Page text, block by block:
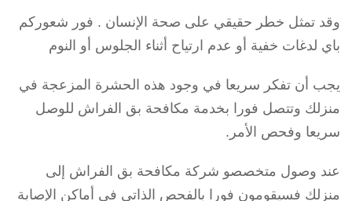
وقد تمثل خطر حقيقي على صحة الإنسان . فور شعوركم
باي لدغات خفية أو عدم ارتياح أثناء الجلوس أو النوم
يجب أن تفكر سريعا في وجود هذه الحشرة المزعجة في
منزلك وتتصل فورا بخدمة مكافحة بق الفراش للوصل
سريعا وفحص الأمر.
عند وصول متخصصو شركة مكافحة بق الفراش إلى
منزلك فسيقومون فورا بالفحص الذاتي في أماكن الإصابة